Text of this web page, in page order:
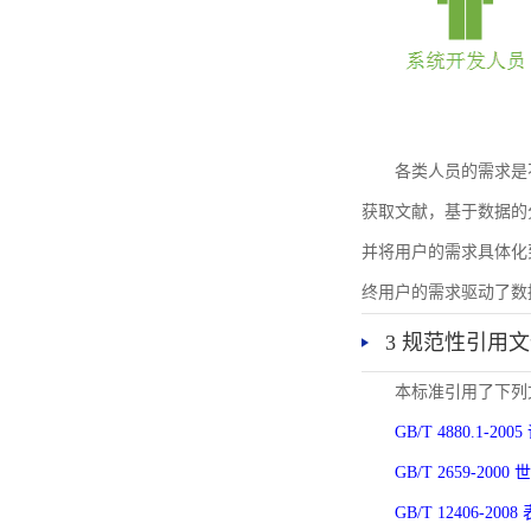
各类人员的需求
获取文献，基于数据
并将用户的需求具体
终用户的需求驱动了
3 规范性引用
本标准引用了下
GB/T 4880.1-
GB/T 2659-2000
GB/T 12406-2008